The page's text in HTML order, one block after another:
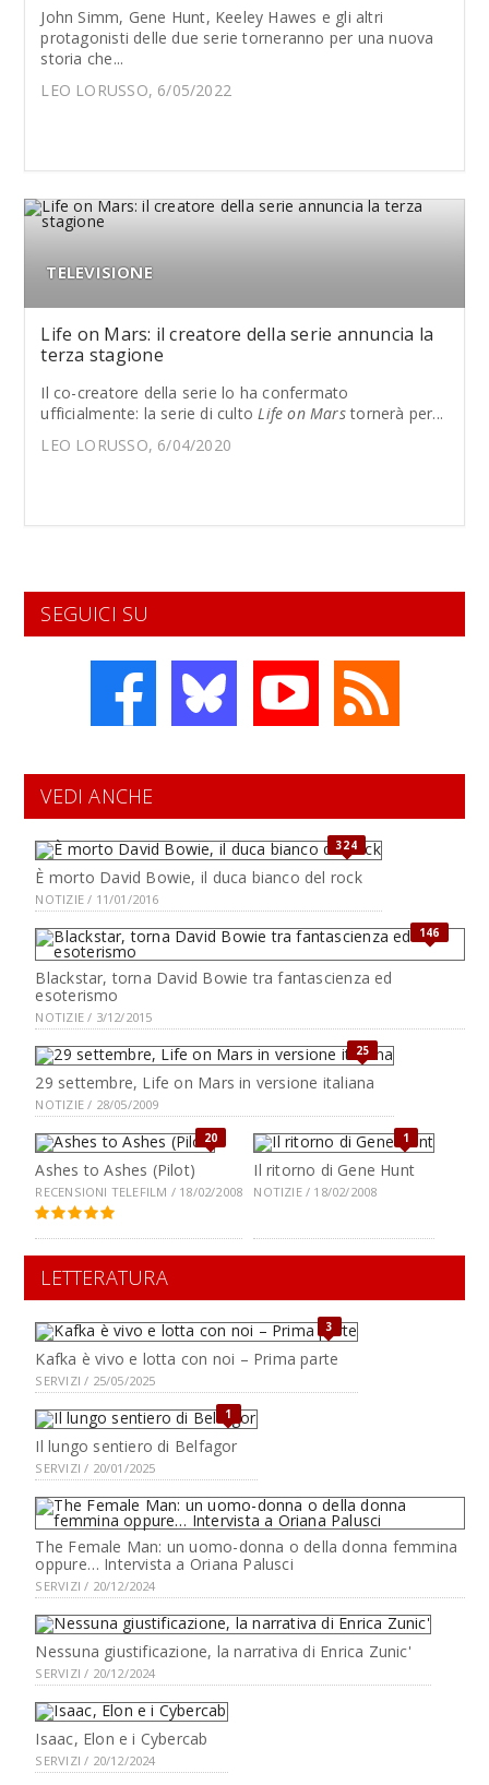
John Simm, Gene Hunt, Keeley Hawes e gli altri
protagonisti delle due serie torneranno per una nuova
storia che...
LEO LORUSSO, 6/05/2022
TELEVISIONE
Life on Mars: il creatore della serie annuncia la
terza stagione
Il co-creatore della serie lo ha confermato
ufficialmente: la serie di cultoLife on Marstornerà per...
LEO LORUSSO, 6/04/2020
SEGUICI SU
VEDI ANCHE
324
È morto David Bowie, il duca bianco del rock
NOTIZIE / 11/01/2016
146
Blackstar, torna David Bowie tra fantascienza ed
esoterismo
NOTIZIE / 3/12/2015
25
29 settembre, Life on Mars in versione italiana
NOTIZIE / 28/05/2009
20
Ashes to Ashes (Pilot)
RECENSIONI TELEFILM / 18/02/2008
1
Il ritorno di Gene Hunt
NOTIZIE / 18/02/2008
LETTERATURA
3
Kafka è vivo e lotta con noi – Prima parte
SERVIZI / 25/05/2025
1
Il lungo sentiero di Belfagor
SERVIZI / 20/01/2025
The Female Man: un uomo-donna o della donna femmina
oppure… Intervista a Oriana Palusci
SERVIZI / 20/12/2024
Nessuna giustificazione, la narrativa di Enrica Zunic'
SERVIZI / 20/12/2024
Isaac, Elon e i Cybercab
SERVIZI / 20/12/2024